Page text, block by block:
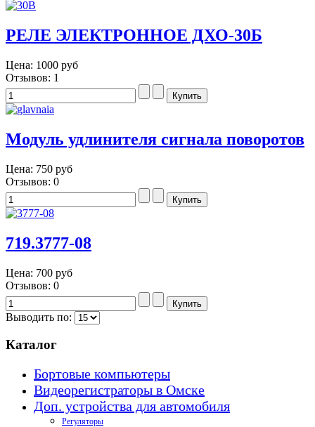
РЕЛЕ ЭЛЕКТРОННОЕ ДХО-30Б
Цена: 1000 руб
Отзывов: 1
Модуль удлинителя сигнала поворотов
Цена: 750 руб
Отзывов: 0
719.3777-08
Цена: 700 руб
Отзывов: 0
Выводить по:
Каталог
Бортовые компьютеры
Видеорегистраторы в Омске
Доп. устройства для автомобиля
Регуляторы